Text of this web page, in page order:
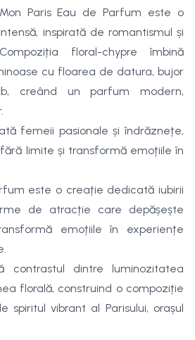
Paris Eau de Parfum este o
inspirată de romantismul și
floral-chypre îmbină
cu floarea de datura, bujor
creând un parfum modern,
femeii pasionale și îndrăznețe,
limite și transformă emoțiile în
este o creație dedicată iubirii
de atracție care depășește
emoțiile în experiențe
contrastul dintre luminozitatea
florală, construind o compoziție
spiritul vibrant al Parisului, orașul